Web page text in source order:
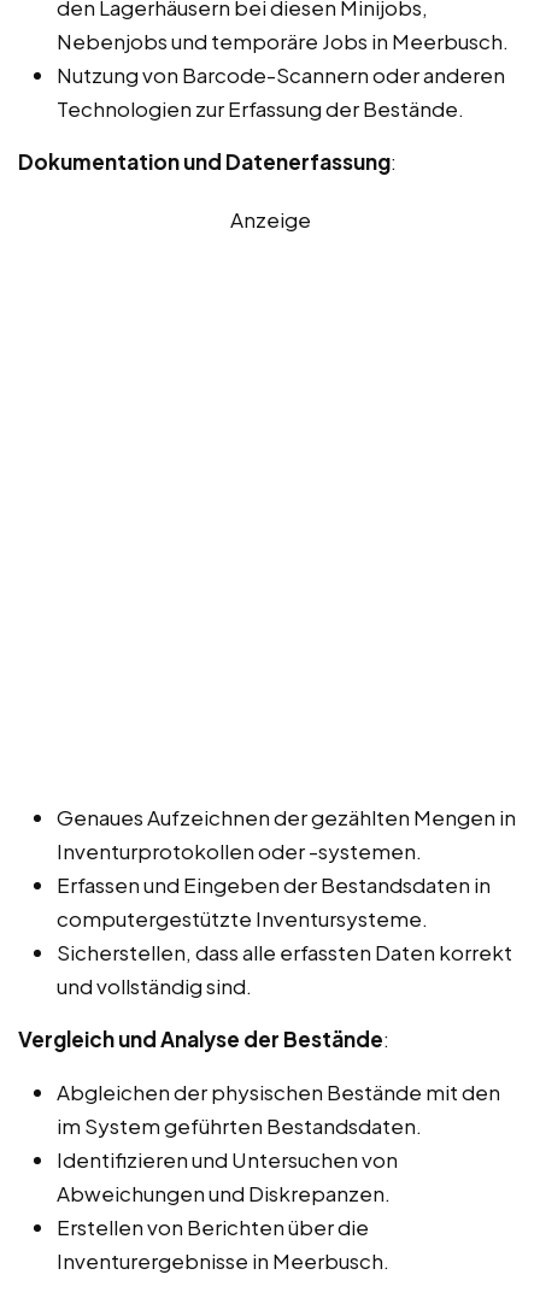
den Lagerhäusern bei diesen Minijobs,
Nebenjobs und temporäre Jobs in Meerbusch.
Nutzung von Barcode-Scannern oder anderen
Technologien zur Erfassung der Bestände.
Dokumentation und Datenerfassung:
Anzeige
Genaues Aufzeichnen der gezählten Mengen in
Inventurprotokollen oder -systemen.
Erfassen und Eingeben der Bestandsdaten in
computergestützte Inventursysteme.
Sicherstellen, dass alle erfassten Daten korrekt
und vollständig sind.
Vergleich und Analyse der Bestände:
Abgleichen der physischen Bestände mit den
im System geführten Bestandsdaten.
Identifizieren und Untersuchen von
Abweichungen und Diskrepanzen.
Erstellen von Berichten über die
Inventurergebnisse in Meerbusch.